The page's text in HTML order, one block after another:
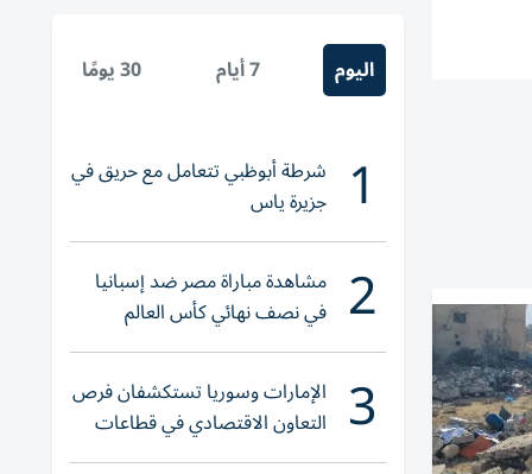
اليوم 7 أيام 30 يومًا
1 شرطة أبوظبي تتعامل مع حريق في
جزيرة ياس
2 مشاهدة مباراة مصر ضد إسبانيا
في نصف نهائي كأس العالم
لناشئات اليد 2026
3 الإمارات وسوريا تستكشفان فرص
التعاون الاقتصادي في قطاعات
حيوية